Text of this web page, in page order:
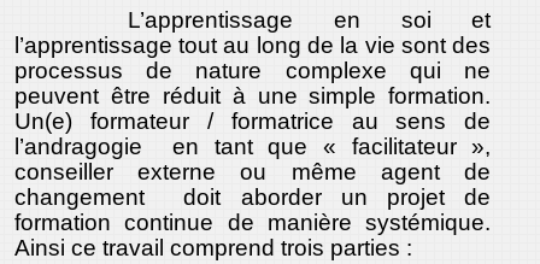
L’apprentissage en soi et
l’apprentissage tout au long de la vie sont des
processus de nature complexe qui ne
peuvent être réduit à une simple formation.
Un(e) formateur / formatrice au sens de
l’andragogie en tant que « facilitateur »,
conseiller externe ou même agent de
changement doit aborder un projet de
formation continue de manière systémique.
Ainsi ce travail comprend trois parties :